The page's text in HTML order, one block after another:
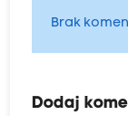
Brak
Dodaj